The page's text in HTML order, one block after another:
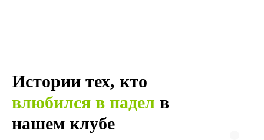
Истории тех, кто
влюбился в падел в
нашем клубе